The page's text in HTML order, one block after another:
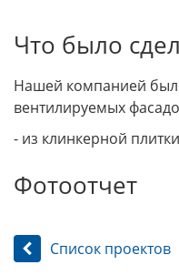
Что было
Нашей компанией
вентилируемых
- из клинкерной
Фотоотчет
Список проектов